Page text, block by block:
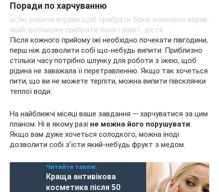
Поради по харчуванню
Після кожного прийому їжі необхідно почекати півгодини,
перш ніж дозволити собі що-небудь випити. Приблизно
стільки часу потрібно шлунку для роботи з їжею, щоб
рідина не заважала її перетравленню. Якщо так хочеться
пити, що ви не можете терпіти, можна випити півсклянки
теплої води.
На найближчі місяці ваше завдання — харчуватися за цим
планом. Ні в якому разі не можна його порушувати.
Якщо вам дуже хочеться солодкого, можна іноді
дозволити собі з’їсти який-небудь фрукт з медом.
Читайте також:
Краща антивікова
косметика після 50